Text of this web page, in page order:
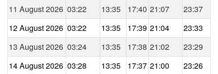
11 August 2026 03:22 13:35 17:40 21:07
23:37
12 August 2026 03:22 13:35 17:39 21:04
23:33
13 August 2026 03:24 13:35 17:38 21:02
23:29
14 August 2026 03:28 13:35 17:37 21:00
23:26